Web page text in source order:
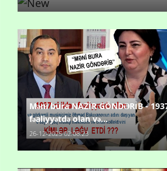
Məni bura NAZİR GÖNDƏRİB -
fəaliyyətdə olan və...
26-12-2025 02:08:23